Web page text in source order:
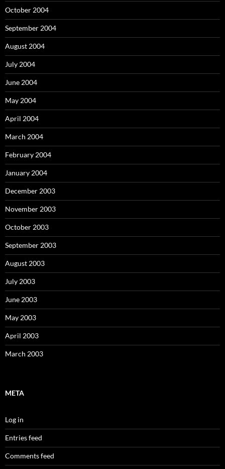
October 2004
September 2004
August 2004
July 2004
June 2004
May 2004
April 2004
March 2004
February 2004
January 2004
December 2003
November 2003
October 2003
September 2003
August 2003
July 2003
June 2003
May 2003
April 2003
March 2003
META
Log in
Entries feed
Comments feed